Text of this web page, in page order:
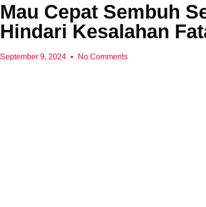
Mau Cepat Sembuh
Hindari Kesalahan
September 9, 2024 No Comments